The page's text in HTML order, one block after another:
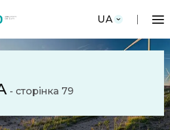
UA
- сторінка 79